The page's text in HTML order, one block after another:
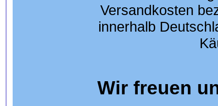
Versandkosten
innerhalb
Wir freuen